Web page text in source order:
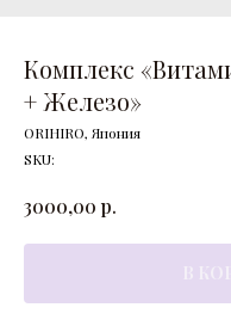
Комплекс
+ Железо»
ORIHIRO, Япония
SKU:
3000,00 р.